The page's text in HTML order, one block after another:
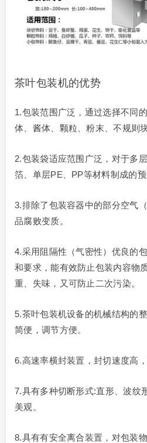
茶叶包装机的优势
1.包装范围广泛，通过选择不同
体、酱体、颗粒、粉末、不规则
2.包装袋适应范围广泛，对于多
箔、单层PE、PP等材料制成的预
3.排除了包装容器中的部分空气
品腐败变质。
4.采用阻隔性（气密性）优良的
和要求，能有效防止包装内容物
重、失味，又可防止二次污染。
5.茶叶包装机设备的机械结构的
简便，调节方便。
6.高速率横封装置，封切速度高
7.具有多种切断形式:直形、波纹
美观。
8.具有有安全离合装置，对包装物